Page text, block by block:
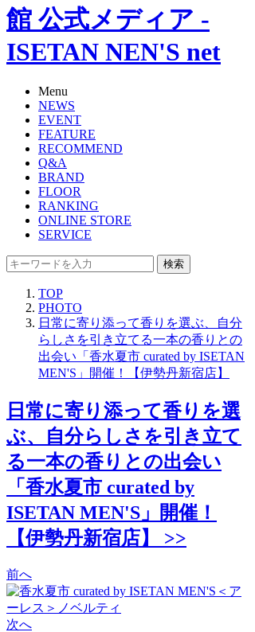
館 公式メディア -
ISETAN NEN'S net
Menu
NEWS
EVENT
FEATURE
RECOMMEND
Q&A
BRAND
FLOOR
RANKING
ONLINE STORE
SERVICE
検索
TOP
PHOTO
日常に寄り添って香りを選ぶ、自分
らしさを引き立てる一本の香りとの
出会い「香水夏市 curated by ISETAN
MEN'S」開催！【伊勢丹新宿店】
日常に寄り添って香りを選
ぶ、自分らしさを引き立て
る一本の香りとの出会い
「香水夏市 curated by
ISETAN MEN'S」開催！
【伊勢丹新宿店】 >>
前へ
次へ